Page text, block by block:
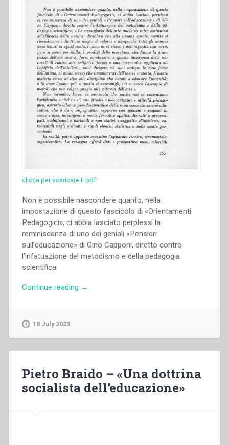
clicca per scaricare il pdf
Non è possibile nascondere quanto, nella
impostazione di questo fascicolo di «Orientamenti
Pedagogici», ci abbia lasciato perplessi la
reminiscenza di uno dei geniali «Pensieri
sull’educazione» di Gino Capponi, diretto contro
l’infatuazione del metodismo e della pedagogia
scientifica:
Continue reading “Pietro
→
18 July 2023
Pietro Braido – «Una dottrina
socialista dell’educazione»